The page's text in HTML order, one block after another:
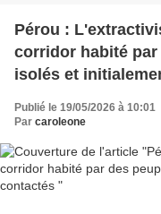
Pérou :
corridor habité
isolés et
Publié le 19/05/2026 à 10:01
Par caroleone